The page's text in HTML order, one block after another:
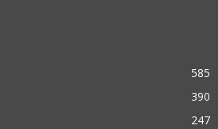
585
390
247